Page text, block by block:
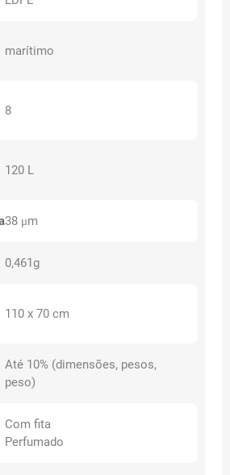
marítimo
8
120 L
38 μm
0,461g
110 x 70 cm
Até 10% (dimensões, pesos,
peso)
Com fita
Perfumado